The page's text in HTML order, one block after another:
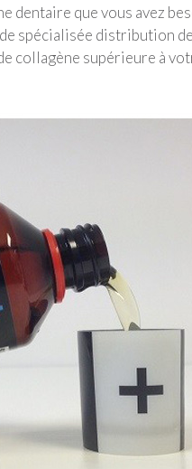
que vous avez
spécialisée distribution
collagène supérieure à